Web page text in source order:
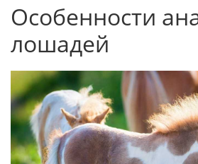
Особенности
лошадей